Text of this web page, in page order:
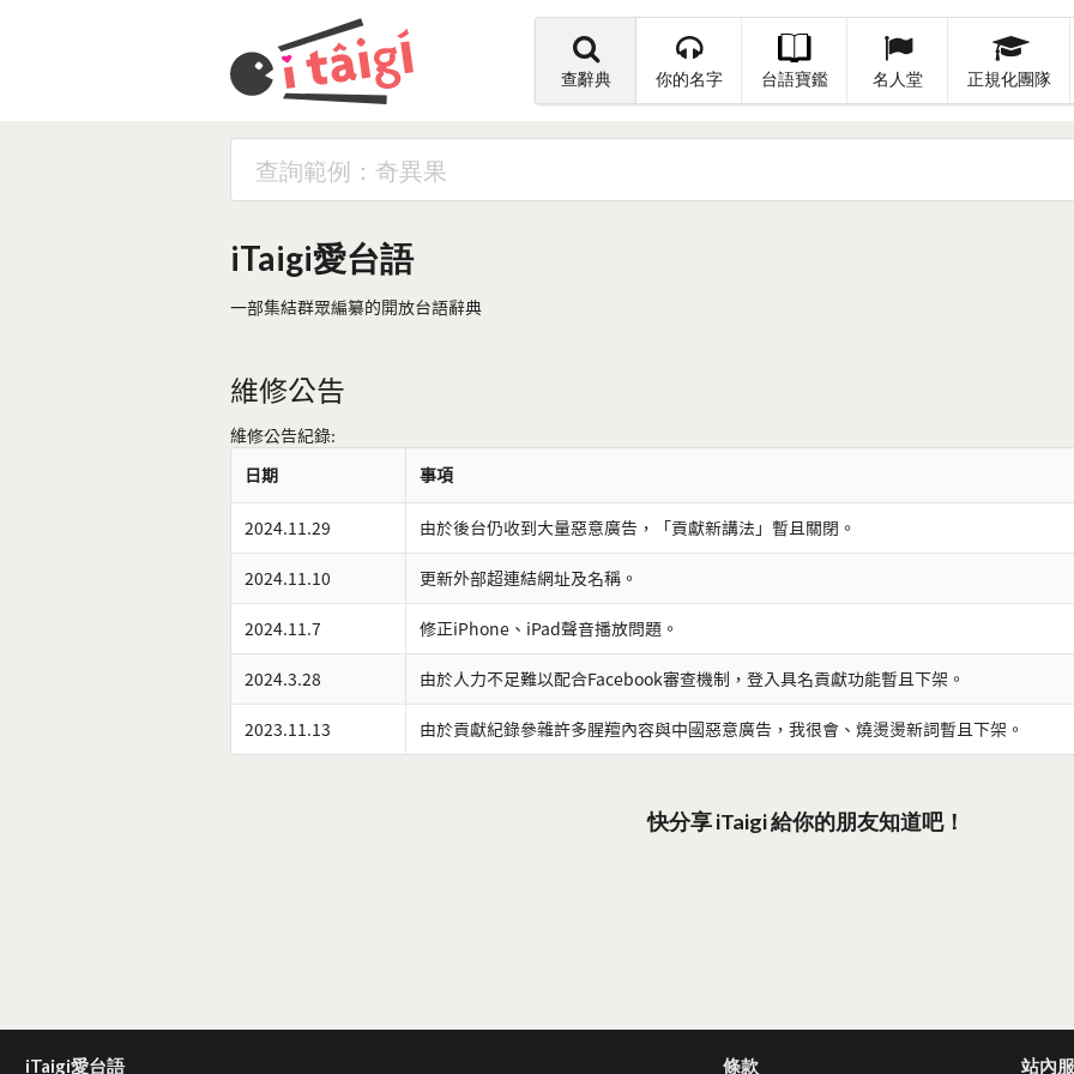
查辭典 你的名字 台語寶鑑 名人堂 正規化團隊
iTaigi愛台語
一部集結群眾編纂的開放台語辭典
維修公告
維修公告紀錄:
日期
事項
2024.11.29 由於後台仍收到大量惡意廣告，「貢獻新講法」暫且關閉。
2024.11.10 更新外部超連結網址及名稱。
2024.11.7 修正iPhone、iPad聲音播放問題。
2024.3.28 由於人力不足難以配合Facebook審查機制，登入具名貢獻功能暫且下架。
2023.11.13 由於貢獻紀錄參雜許多腥羶內容與中國惡意廣告，我很會、燒燙燙新詞暫且下架。
快分享 iTaigi 給你的朋友知道吧！
iTaigi愛台語 條款 站內